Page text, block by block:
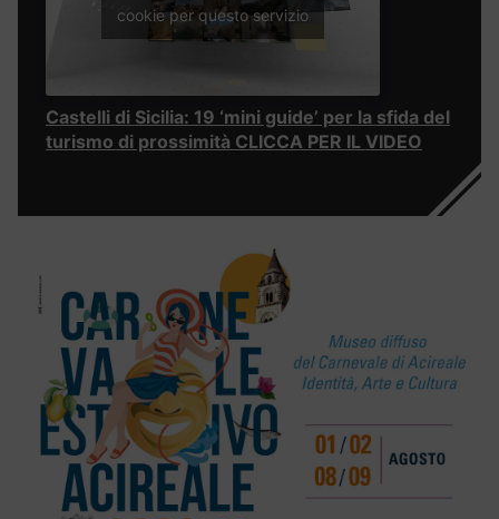
cookie per questo servizio
Castelli di Sicilia: 19 ‘mini guide’ per la sfida del
turismo di prossimità CLICCA PER IL VIDEO